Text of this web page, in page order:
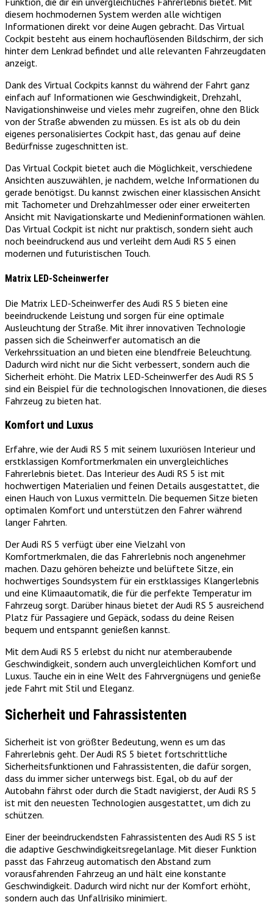
diesem hochmodernen System werden alle wichtigen
Informationen direkt vor deine Augen gebracht. Das Virtual
Cockpit besteht aus einem hochauflösenden Bildschirm, der sich
hinter dem Lenkrad befindet und alle relevanten Fahrzeugdaten
anzeigt.
Dank des Virtual Cockpits kannst du während der Fahrt ganz
einfach auf Informationen wie Geschwindigkeit, Drehzahl,
Navigationshinweise und vieles mehr zugreifen, ohne den Blick
von der Straße abwenden zu müssen. Es ist als ob du dein
eigenes personalisiertes Cockpit hast, das genau auf deine
Bedürfnisse zugeschnitten ist.
Das Virtual Cockpit bietet auch die Möglichkeit, verschiedene
Ansichten auszuwählen, je nachdem, welche Informationen du
gerade benötigst. Du kannst zwischen einer klassischen Ansicht
mit Tachometer und Drehzahlmesser oder einer erweiterten
Ansicht mit Navigationskarte und Medieninformationen wählen.
Das Virtual Cockpit ist nicht nur praktisch, sondern sieht auch
noch beeindruckend aus und verleiht dem Audi RS 5 einen
modernen und futuristischen Touch.
Matrix LED-Scheinwerfer
Die Matrix LED-Scheinwerfer des Audi RS 5 bieten eine
beeindruckende Leistung und sorgen für eine optimale
Ausleuchtung der Straße. Mit ihrer innovativen Technologie
passen sich die Scheinwerfer automatisch an die
Verkehrssituation an und bieten eine blendfreie Beleuchtung.
Dadurch wird nicht nur die Sicht verbessert, sondern auch die
Sicherheit erhöht. Die Matrix LED-Scheinwerfer des Audi RS 5
sind ein Beispiel für die technologischen Innovationen, die dieses
Fahrzeug zu bieten hat.
Komfort und Luxus
Erfahre, wie der Audi RS 5 mit seinem luxuriösen Interieur und
erstklassigen Komfortmerkmalen ein unvergleichliches
Fahrerlebnis bietet. Das Interieur des Audi RS 5 ist mit
hochwertigen Materialien und feinen Details ausgestattet, die
einen Hauch von Luxus vermitteln. Die bequemen Sitze bieten
optimalen Komfort und unterstützen den Fahrer während
langer Fahrten.
Der Audi RS 5 verfügt über eine Vielzahl von
Komfortmerkmalen, die das Fahrerlebnis noch angenehmer
machen. Dazu gehören beheizte und belüftete Sitze, ein
hochwertiges Soundsystem für ein erstklassiges Klangerlebnis
und eine Klimaautomatik, die für die perfekte Temperatur im
Fahrzeug sorgt. Darüber hinaus bietet der Audi RS 5 ausreichend
Platz für Passagiere und Gepäck, sodass du deine Reisen
bequem und entspannt genießen kannst.
Mit dem Audi RS 5 erlebst du nicht nur atemberaubende
Geschwindigkeit, sondern auch unvergleichlichen Komfort und
Luxus. Tauche ein in eine Welt des Fahrvergnügens und genieße
jede Fahrt mit Stil und Eleganz.
Sicherheit und Fahrassistenten
Sicherheit ist von größter Bedeutung, wenn es um das
Fahrerlebnis geht. Der Audi RS 5 bietet fortschrittliche
Sicherheitsfunktionen und Fahrassistenten, die dafür sorgen,
dass du immer sicher unterwegs bist. Egal, ob du auf der
Autobahn fährst oder durch die Stadt navigierst, der Audi RS 5
ist mit den neuesten Technologien ausgestattet, um dich zu
schützen.
Einer der beeindruckendsten Fahrassistenten des Audi RS 5 ist
die adaptive Geschwindigkeitsregelanlage. Mit dieser Funktion
passt das Fahrzeug automatisch den Abstand zum
vorausfahrenden Fahrzeug an und hält eine konstante
Geschwindigkeit. Dadurch wird nicht nur der Komfort erhöht,
sondern auch das Unfallrisiko minimiert.